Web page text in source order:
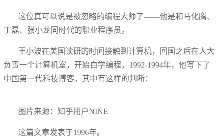
这位真可以说是被忽略的编程大师了——他是和马化腾、
丁磊、张小龙同时代的职业程序员。
王小波在美国读研的时间接触到计算机，回国之后在人大
负责一个计算机室，开始自学编程。1992-1994年，他写下了
中国第一代科技博客，其中有这样的判断：
图片来源：知乎用户NINE
这篇文章发表于1996年。